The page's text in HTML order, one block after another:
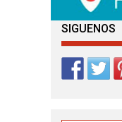
SIGUENOS